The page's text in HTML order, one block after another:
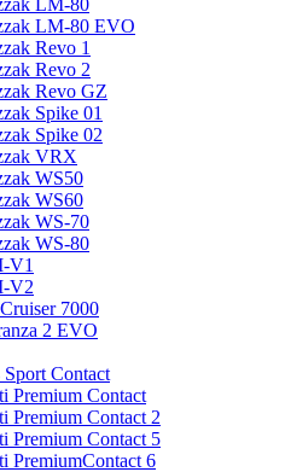
LM-80
LM-80 EVO
Revo 1
Revo 2
Revo GZ
Spike 01
Spike 02
VRX
WS50
WS60
WS-70
WS-80
V1
V2
7000
2 EVO
Contact
Premium Contact
Contact 2
Contact 5
PremiumContact 6